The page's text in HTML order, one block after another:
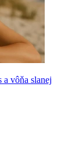
vôňa slanej